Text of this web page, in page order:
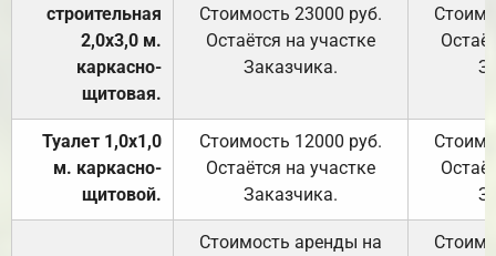
строительная
2,0х3,0 м.
каркасно-
щитовая.
Стоимость 23000 руб.
Остаётся на участке
Заказчика.
Туалет 1,0х1,0
м. каркасно-
щитовой.
Стоимость 12000 руб.
Остаётся на участке
Заказчика.
Стоимость аренды на